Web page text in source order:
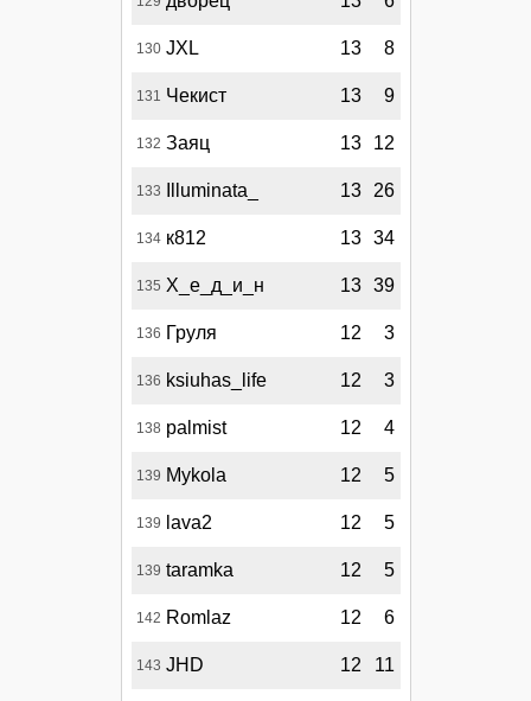
130 JXL 13 8
131 Чекист 13 9
132 Заяц 13 12
133 Illuminata_ 13 26
134 к812 13 34
135 Х_е_д_и_н 13 39
136 Груля 12 3
136 ksiuhas_life 12 3
138 palmist 12 4
139 Mykola 12 5
139 lava2 12 5
139 taramka 12 5
142 Romlaz 12 6
143 JHD 12 11